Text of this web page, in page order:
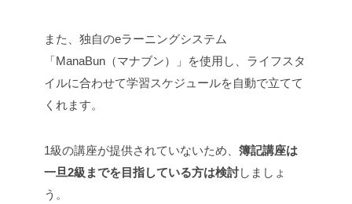
また、独自のeラーニングシステム
「ManaBun（マナブン）」を使用し、ライフスタ
イルに合わせて学習スケジュールを自動で立てて
くれます。
1級の講座が提供されていないため、 簿記講座は
一旦2級までを目指している方は検討しましょ
う。